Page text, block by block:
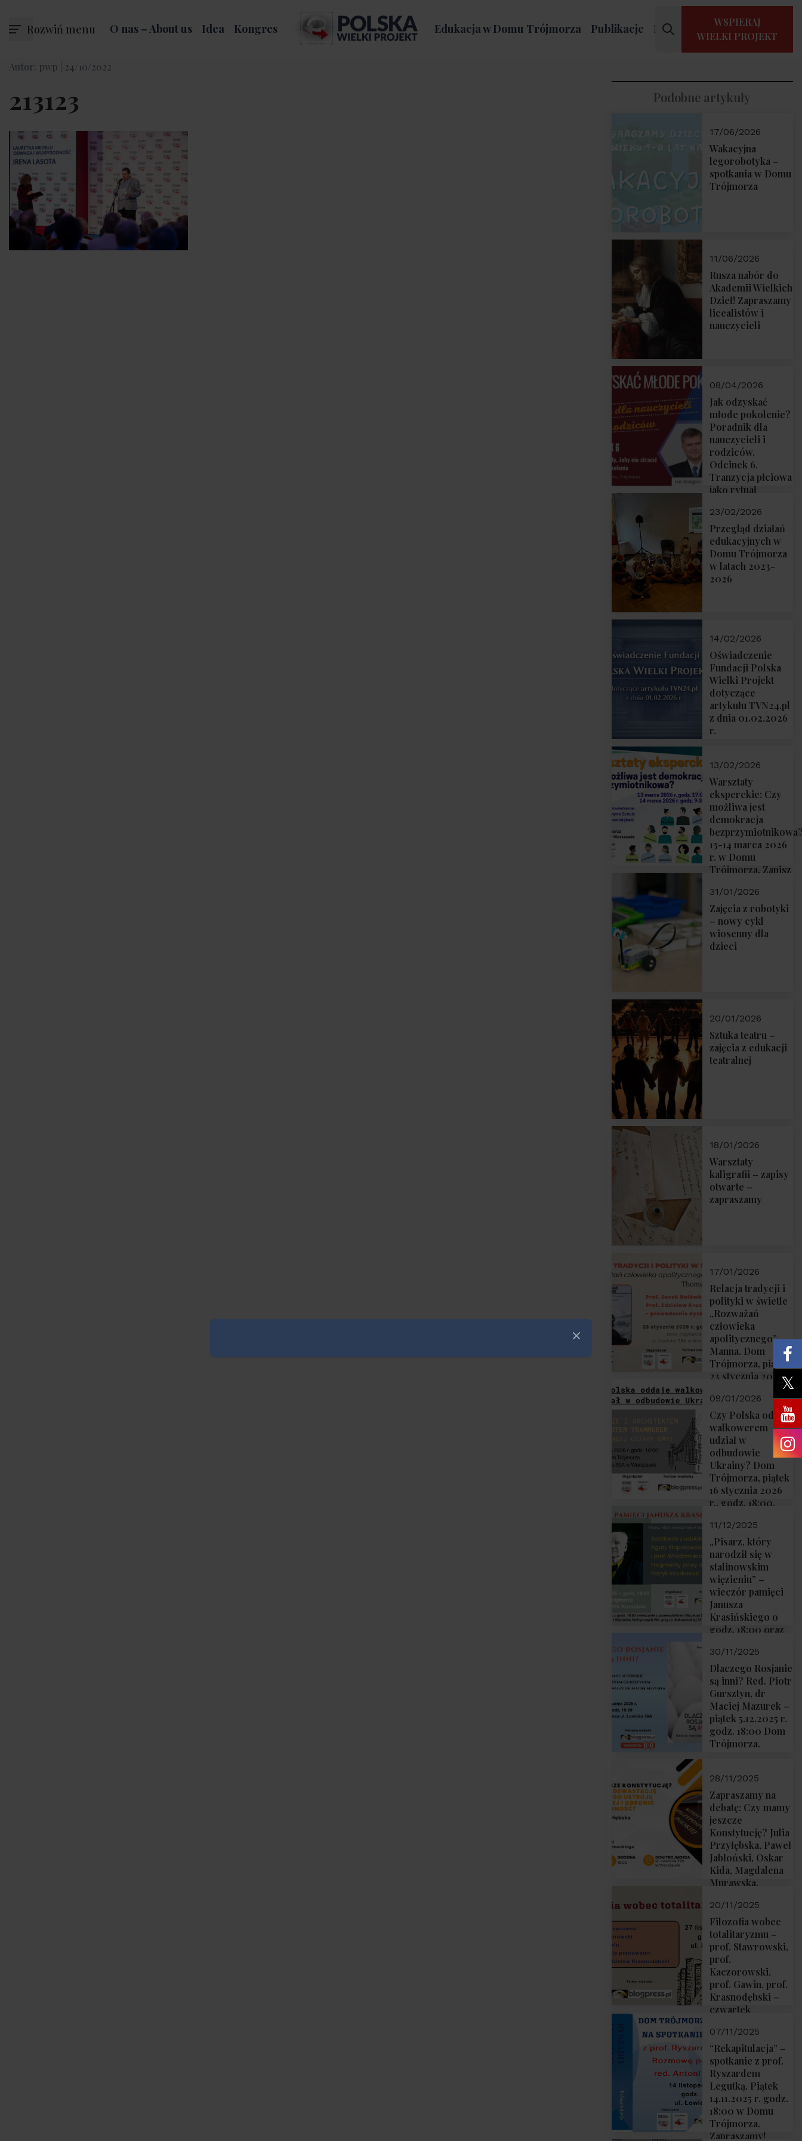
Rozwiń menu O nas – About us Idea Kongres Edukacja w Domu Trójmorza Publikacje Kontakt
WSPIERAJ
WIELKI PROJEKT
Autor: pwp | 24/10/2022
213123 Podobne artykuły
17/06/2026
Wakacyjna
legorobotyka –
spotkania w Domu
Trójmorza
11/06/2026
Rusza nabór do
Akademii Wielkich
Dzieł! Zapraszamy
licealistów i
nauczycieli
08/04/2026
Jak odzyskać
młode pokolenie?
Poradnik dla
nauczycieli i
rodziców.
Odcinek 6.
Tranzycja płciowa
jako rytuał
Rozmawiają red.
Grzegorz Górny i
prof. Michał
Łuczewski
23/02/2026
Przegląd działań
edukacyjnych w
Domu Trójmorza
w latach 2023-
2026
14/02/2026
Oświadczenie
Fundacji Polska
Wielki Projekt
dotyczące
artykułu TVN24.pl
z dnia 01.02.2026
r.
13/02/2026
Warsztaty
eksperckie: Czy
możliwa jest
demokracja
13-14 marca 2026
r. w Domu
Trójmorza. Zapisz
31/01/2026
Zajęcia z robotyki
– nowy cykl
wiosenny dla
dzieci
20/01/2026
Sztuka teatru –
zajęcia z edukacji
teatralnej
18/01/2026
Warsztaty
kaligrafii – zapisy
otwarte –
zapraszamy
17/01/2026
Relacja tradycji i
polityki w świetle
„Rozważań
człowieka
apolitycznego”
Manna. Dom
Trójmorza, piątek
23 stycznia 2026
Zapraszamy!
09/01/2026
Czy Polska oddaje
walkowerem
udział w
odbudowie
Ukrainy? Dom
Trójmorza, piątek
16 stycznia 2026
r., godz. 18:00.
11/12/2025
„Pisarz, który
narodził się w
stalinowskim
więzieniu” –
wieczór pamięci
Janusza
Krasińskiego o
godz. 18:00 oraz
Muzeum
Żołnierzy
Wyklętych i
Więźniów
Politycznych PRL
o godz. 16:00 – 19
grudnia 2025 r.
30/11/2025
Dlaczego Rosjanie
są inni? Red. Piotr
Gursztyn, dr
Maciej Mazurek –
piątek 5.12.2025 r.
godz. 18:00 Dom
Trójmorza.
28/11/2025
Zapraszamy na
debatę: Czy mamy
jeszcze
Konstytucję? Julia
Przyłębska, Paweł
Jabłoński, Oskar
Kida, Magdalena
Murawska,
Sobolewski – 4
grudnia 2025 r.
godz. 18:00.
20/11/2025
Filozofia wobec
totalitaryzmu –
prof. Stawrowski,
prof.
Kaczorowski,
prof. Gawin, prof.
Krasnodębski –
czwartek
18:00
07/11/2025
“Rekapitulacja” –
spotkanie z prof.
Ryszardem
Legutką. Piątek
14.11.2025 r. godz.
18:00 w Domu
Trójmorza.
Zapraszamy!
Zamknij